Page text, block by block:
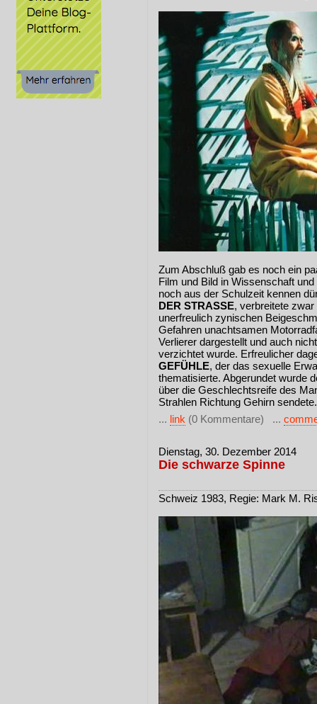
Zum Abschluß gab es noch ein
Film und Bild in Wissenschaft
noch aus der Schulzeit kennen
DER STRASSE, verbreitete
unerfreulich zynischen
Gefahren unachtsamen
Verlierer dargestellt und auch
verzichtet wurde. Erfreulicher
GEFÜHLE, der das sexuelle
thematisierte. Abgerundet wurde
über die Geschlechtsreife des
Strahlen Richtung Gehirn
... link (0 Kommentare) ...
Dienstag, 30. Dezember 2014
Die schwarze Spinne
Schweiz 1983, Regie: Mark M.